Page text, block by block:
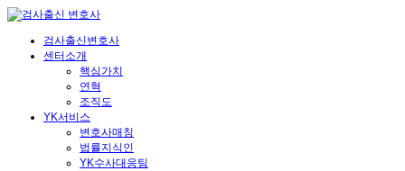
검사출신변호사
센터소개
핵심가치
연혁
조직도
YK서비스
변호사매칭
법률지식인
YK수사대응팀